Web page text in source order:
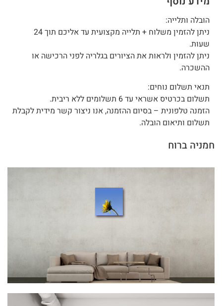
הובלה ותלייה:
ניתן להזמין משלוח + תלייה מקצועית עד אליכם תוך 24
שעות.
ניתן להזמין ולראות את הציורים בגלריה לפני הרכישה או
ההשכרה.
תנאי תשלום נוחים:
תשלום בכרטיס אשראי עד 6 תשלומים ללא ריבית.
הזמנה טלפונית – בסיום ההזמנה, אנו ניצור קשר מידית לקבלת
תשלום ותיאום הובלה.
חמניה ברוח